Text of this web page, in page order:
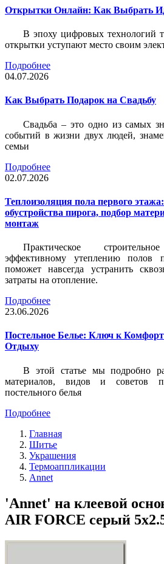
Открытки Онлайн: Как Выбрать
В эпоху цифровых технологий
открытки уступают место своим
Подробнее
04.07.2026
Как Выбрать Подарок на Свадьбу
Свадьба – это одно из самых
событий в жизни двух людей,
семьи
Подробнее
02.07.2026
Теплоизоляция пола первого
обустройства пирога, подбор
монтаж
Практическое
эффективному утеплению полов
поможет навсегда устранить
затраты на отопление.
Подробнее
23.06.2026
Постельное Белье: Ключ к
Отдыху
В этой статье мы подробно
материалов, видов и советов
постельного белья
Подробнее
Главная
Шитье
Украшения
Термоаппликации
Annet
'Annet' на клеевой
AIR FORCE серый